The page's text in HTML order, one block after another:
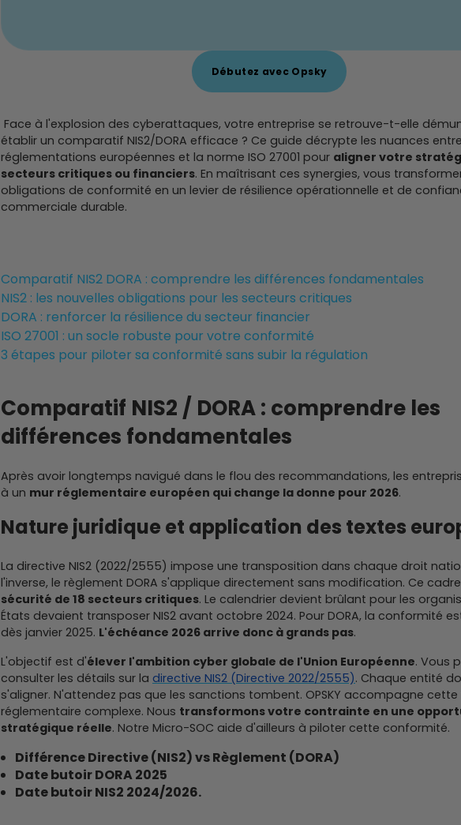
Débutez avec Opsky
Face à l'explosion des cyberattaques, votre entreprise se retrouve-t-elle
établir un comparatif NIS2/DORA efficace ? Ce guide décrypte les nuances
réglementations européennes et la norme ISO 27001 pour aligner votre
secteurs critiques ou financiers. En maîtrisant ces synergies, vous
obligations de conformité en un levier de résilience opérationnelle et de
commerciale durable.
Comparatif NIS2 DORA : comprendre les différences fondamentales
NIS2 : les nouvelles obligations pour les secteurs critiques
DORA : renforcer la résilience du secteur financier
ISO 27001 : un socle robuste pour votre conformité
3 étapes pour piloter sa conformité sans subir la régulation
Comparatif NIS2 / DORA : comprendre les
différences fondamentales
Après avoir longtemps navigué dans le flou des recommandations, les
à un mur réglementaire européen qui change la donne pour 2026.
Nature juridique et application des textes
La directive NIS2 (2022/2555) impose une transposition dans chaque droit
l'inverse, le règlement DORA s'applique directement sans modification. Ce cadre
sécurité de 18 secteurs critiques. Le calendrier devient brûlant pour les
États devaient transposer NIS2 avant octobre 2024. Pour DORA, la conformité
dès janvier 2025. L'échéance 2026 arrive donc à grands pas.
L'objectif est d'élever l'ambition cyber globale de l'Union Européenne. Vous
consulter les détails sur la directive NIS2 (Directive 2022/2555). Chaque entité
s'aligner. N'attendez pas que les sanctions tombent. OPSKY accompagne
réglementaire complexe. Nous transformons votre contrainte en une
stratégique réelle. Notre Micro-SOC aide d'ailleurs à piloter cette conformité.
Différence Directive (NIS2) vs Règlement (DORA)
Date butoir DORA 2025
Date butoir NIS2 2024/2026.